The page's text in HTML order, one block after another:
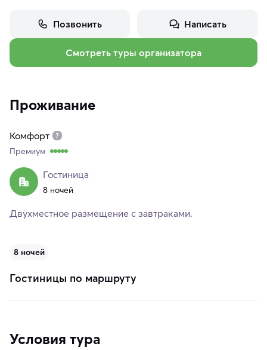
Позвонить Написать
Смотреть туры организатора
Проживание
Комфорт
Премиум
Гостиница
8 ночей
Двухместное размещение с завтраками.
8 ночей
Гостиницы по маршруту
Условия тура